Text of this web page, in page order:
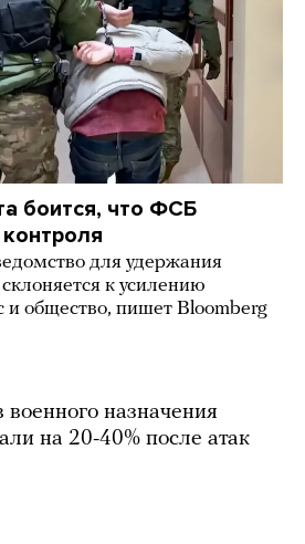
боится, что ФСБ
для удержания
к усилению
и общество, пишет Bloomberg
назначения
на 20-40% после атак